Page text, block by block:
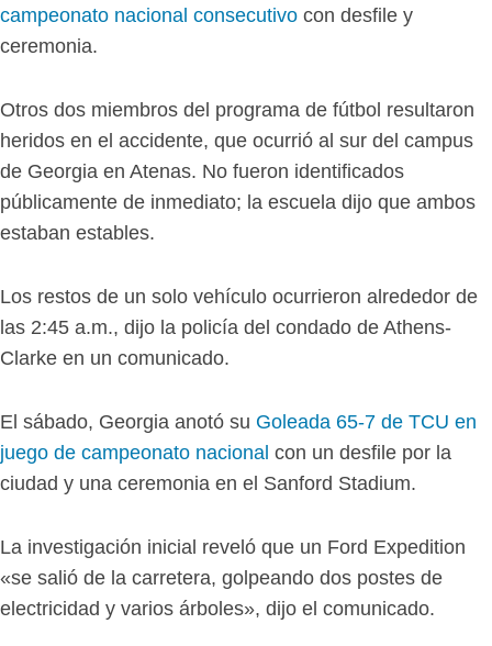
campeonato nacional consecutivo con desfile y
ceremonia.
Otros dos miembros del programa de fútbol resultaron
heridos en el accidente, que ocurrió al sur del campus
de Georgia en Atenas. No fueron identificados
públicamente de inmediato; la escuela dijo que ambos
estaban estables.
Los restos de un solo vehículo ocurrieron alrededor de
las 2:45 a.m., dijo la policía del condado de Athens-
Clarke en un comunicado.
El sábado, Georgia anotó su Goleada 65-7 de TCU en
juego de campeonato nacional con un desfile por la
ciudad y una ceremonia en el Sanford Stadium.
La investigación inicial reveló que un Ford Expedition
«se salió de la carretera, golpeando dos postes de
electricidad y varios árboles», dijo el comunicado.